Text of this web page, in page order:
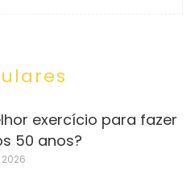
exercício para fazer
50 anos?